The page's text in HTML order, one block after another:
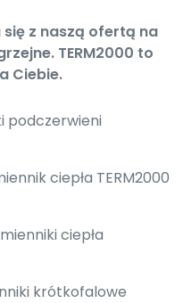
z naszą ofertą na
TERM2000 to
Ciebie.
podczerwieni
ciepła TERM2000
ciepła
krótkofalowe